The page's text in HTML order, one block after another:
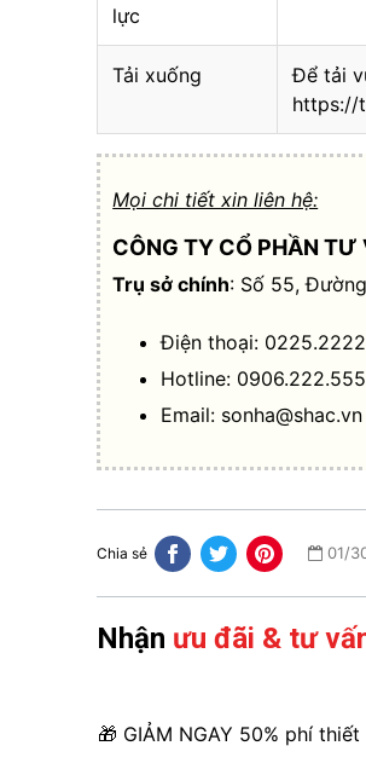
lực
Tải xuống
Để tải
https://
Mọi chi tiết xin liên hệ:
CÔNG TY CỔ PHẦN
Trụ sở chính: Số 55,
Điện thoại:
Hotline: 0906.222.555
Email: sonha@shac.vn
Chia sẻ 01/
Nhận ưu đãi & tư
🎁 GIẢM NGAY 50% phí